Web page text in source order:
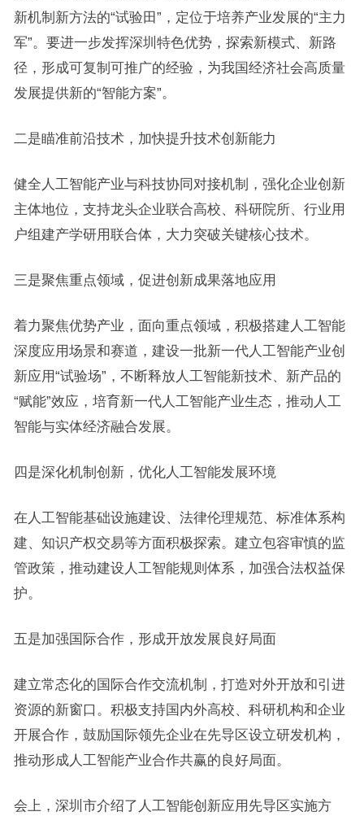
新机制新方法的“试验田”，定位于培养产业发展的“主力
军”。要进一步发挥深圳特色优势，探索新模式、新路
径，形成可复制可推广的经验，为我国经济社会高质量
发展提供新的“智能方案”。
二是瞄准前沿技术，加快提升技术创新能力
健全人工智能产业与科技协同对接机制，强化企业创新
主体地位，支持龙头企业联合高校、科研院所、行业用
户组建产学研用联合体，大力突破关键核心技术。
三是聚焦重点领域，促进创新成果落地应用
着力聚焦优势产业，面向重点领域，积极搭建人工智能
深度应用场景和赛道，建设一批新一代人工智能产业创
新应用“试验场”，不断释放人工智能新技术、新产品的
“赋能”效应，培育新一代人工智能产业生态，推动人工
智能与实体经济融合发展。
四是深化机制创新，优化人工智能发展环境
在人工智能基础设施建设、法律伦理规范、标准体系构
建、知识产权交易等方面积极探索。建立包容审慎的监
管政策，推动建设人工智能规则体系，加强合法权益保
护。
五是加强国际合作，形成开放发展良好局面
建立常态化的国际合作交流机制，打造对外开放和引进
资源的新窗口。积极支持国内外高校、科研机构和企业
开展合作，鼓励国际领先企业在先导区设立研发机构，
推动形成人工智能产业合作共赢的良好局面。
会上，深圳市介绍了人工智能创新应用先导区实施方